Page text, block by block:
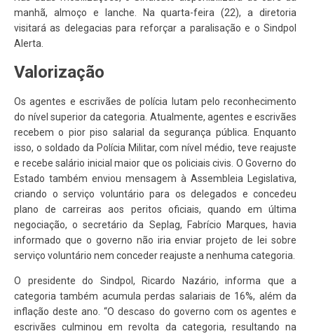
manhã, almoço e lanche. Na quarta-feira (22), a diretoria
visitará as delegacias para reforçar a paralisação e o Sindpol
Alerta.
Valorização
Os agentes e escrivães de polícia lutam pelo reconhecimento
do nível superior da categoria. Atualmente, agentes e escrivães
recebem o pior piso salarial da segurança pública. Enquanto
isso, o soldado da Polícia Militar, com nível médio, teve reajuste
e recebe salário inicial maior que os policiais civis. O Governo do
Estado também enviou mensagem à Assembleia Legislativa,
criando o serviço voluntário para os delegados e concedeu
plano de carreiras aos peritos oficiais, quando em última
negociação, o secretário da Seplag, Fabrício Marques, havia
informado que o governo não iria enviar projeto de lei sobre
serviço voluntário nem conceder reajuste a nenhuma categoria.
O presidente do Sindpol, Ricardo Nazário, informa que a
categoria também acumula perdas salariais de 16%, além da
inflação deste ano. “O descaso do governo com os agentes e
escrivães culminou em revolta da categoria, resultando na